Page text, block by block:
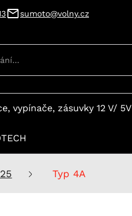
sumoto@volny.cz
vypínače, zásuvky 12 V/ 5V
Typ 4A